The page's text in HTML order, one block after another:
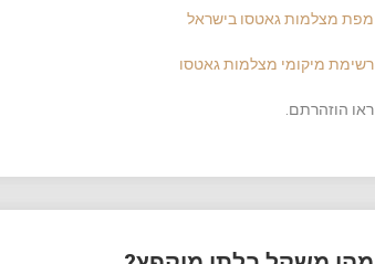
מפת מצלמות גאטסו בישראל
רשימת מיקומי מצלמות גאטסו
ראו הוזהרתם.